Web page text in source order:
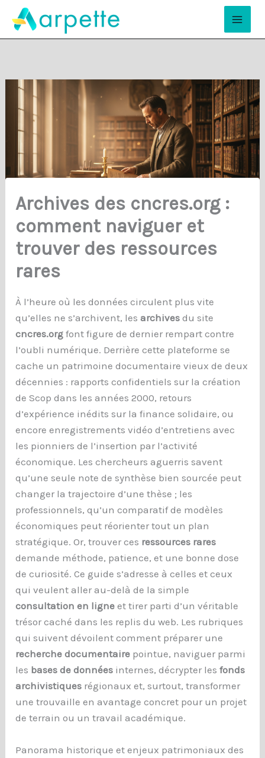
contenu
Archives des cncres.org :
comment naviguer et
trouver des ressources
rares
À l’heure où les données circulent plus vite
qu’elles ne s’archivent, lesarchives du site
cncres.org font figure de dernier rempart contre
l’oubli numérique. Derrière cette plateforme se
cache un patrimoine documentaire vieux de deux
décennies : rapports confidentiels sur la création
de Scop dans les années 2000, retours
d’expérience inédits sur la finance solidaire, ou
encore enregistrements vidéo d’entretiens avec
les pionniers de l’insertion par l’activité
économique. Les chercheurs aguerris savent
qu’une seule note de synthèse bien sourcée peut
changer la trajectoire d’une thèse ; les
professionnels, qu’un comparatif de modèles
économiques peut réorienter tout un plan
stratégique. Or, trouver ces ressources rares
demande méthode, patience, et une bonne dose
de curiosité. Ce guide s’adresse à celles et ceux
qui veulent aller au-delà de la simple
consultation en ligne et tirer parti d’un véritable
trésor caché dans les replis du web. Les rubriques
qui suivent dévoilent comment préparer une
recherche documentaire pointue, naviguer parmi
les bases de données internes, décrypter lesfonds
archivistiques régionaux et, surtout, transformer
une trouvaille en avantage concret pour un projet
de terrain ou un travail académique.
Panorama historique et enjeux patrimoniaux des